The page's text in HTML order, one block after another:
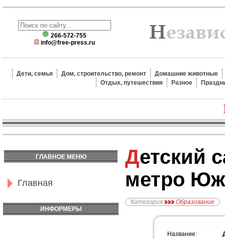
266-572-755
info@free-press.ru
Дети, семья Дом, строительство, ремонт
Домашние животные
Отдых, путешествия
Разное
ГЛАВНОЕ МЕНЮ
Главная
ИНФОРМЕРЫ
Детский сад №2240,
метро
Категория Образование
Название: